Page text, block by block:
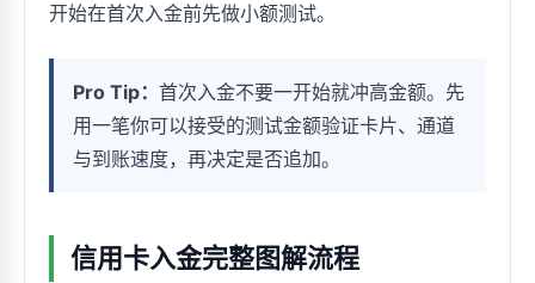
开始在首次入金前先做小额测试。
Pro Tip： 首次入金不要一开始就冲高金额。先
用一笔你可以接受的测试金额验证卡片、通道
与到账速度，再决定是否追加。
信用卡入金完整图解流程